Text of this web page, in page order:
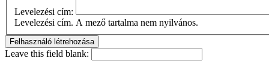
Levelezési cím:
Levelezési cím. A mező tartalma nem nyilvános.
Leave this field blank: